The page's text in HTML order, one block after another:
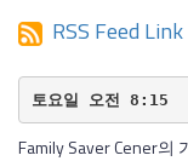
RSS Feed Link
토요일 오전 8:15
Family Saver Cener의